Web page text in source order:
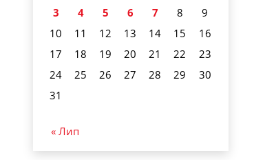
3
4 5 6 7 8
9
10
11 12 13 14 15
16
17
18 19 20 21 22
23
24
25 26 27 28 29
30
31
« Лип